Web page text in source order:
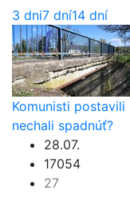
3 dni7 dní14 dní
Komunisti
nechali spadnúť?
28.07.
17054
27